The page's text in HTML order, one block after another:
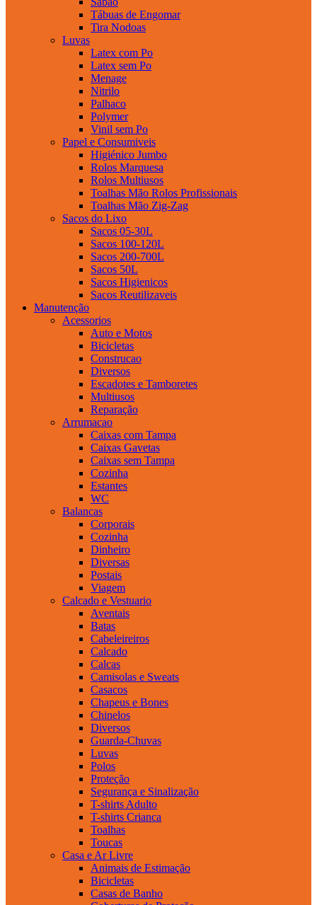
Tábuas de Engomar
Tira Nodoas
Luvas
Latex com Po
Latex sem Po
Menage
Nitrilo
Palhaco
Polymer
Vinil sem Po
Papel e Consumiveis
Higiénico Jumbo
Rolos Marquesa
Rolos Multiusos
Toalhas Mão Rolos Profissionais
Toalhas Mão Zig-Zag
Sacos do Lixo
Sacos 05-30L
Sacos 100-120L
Sacos 200-700L
Sacos 50L
Sacos Higienicos
Sacos Reutilizaveis
Manutenção
Acessorios
Auto e Motos
Bicicletas
Construcao
Diversos
Escadotes e Tamboretes
Multiusos
Reparação
Arrumacao
Caixas com Tampa
Caixas Gavetas
Caixas sem Tampa
Cozinha
Estantes
WC
Balancas
Corporais
Cozinha
Dinheiro
Diversas
Postais
Viagem
Calcado e Vestuario
Aventais
Batas
Cabeleireiros
Calcado
Calcas
Camisolas e Sweats
Casacos
Chapeus e Bones
Chinelos
Diversos
Guarda-Chuvas
Luvas
Polos
Proteção
Segurança e Sinalização
T-shirts Adulto
T-shirts Crianca
Toalhas
Toucas
Casa e Ar Livre
Animais de Estimação
Bicicletas
Casas de Banho